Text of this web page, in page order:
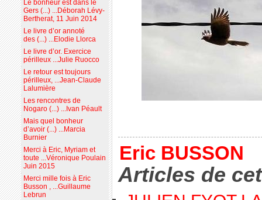
Eric BUSSON
Articles de
Le bonheur est dans le
Gers (...) ...Déborah Lévy-
Bertherat, 11 Juin 2014
Le livre d’or annoté
des (...) ...Elodie Llorca
Le livre d’or. Exercice
périlleux ...Julie Ruocco
Le retour est toujours
périlleux, ...Jean-Claude
Lalumière
Les rencontres de
Nogaro (...) ...Ivan Péault
Mais quel bonheur
d’avoir (...) ...Marcia
Burnier
Merci à Eric, Myriam et
toute ...Véronique Poulain
Juin 2015
Merci mille fois à Eric
Busson , ...Guillaume
Lebrun